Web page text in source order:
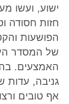
ישוע, ועשו
חזות חסודה
הפושעות
של המסדר
האמצעים.
גניבה, עדות
אף טובים